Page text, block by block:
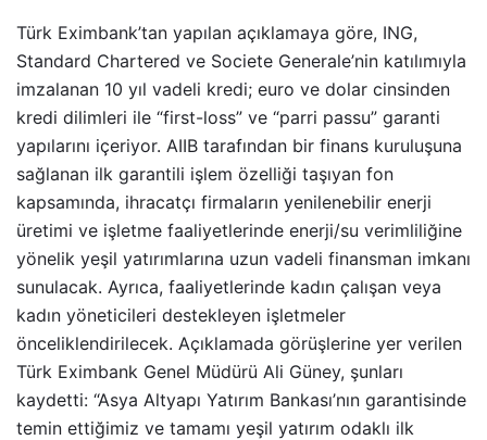
Türk Eximbank’tan yapılan açıklamaya göre, ING,
Standard Chartered ve Societe Generale’nin katılımıyla
imzalanan 10 yıl vadeli kredi; euro ve dolar cinsinden
kredi dilimleri ile “first-loss” ve “parri passu” garanti
yapılarını içeriyor. AIIB tarafından bir finans kuruluşuna
sağlanan ilk garantili işlem özelliği taşıyan fon
kapsamında, ihracatçı firmaların yenilenebilir enerji
üretimi ve işletme faaliyetlerinde enerji/su verimliliğine
yönelik yeşil yatırımlarına uzun vadeli finansman imkanı
sunulacak. Ayrıca, faaliyetlerinde kadın çalışan veya
kadın yöneticileri destekleyen işletmeler
önceliklendirilecek. Açıklamada görüşlerine yer verilen
Türk Eximbank Genel Müdürü Ali Güney, şunları
kaydetti: “Asya Altyapı Yatırım Bankası’nın garantisinde
temin ettiğimiz ve tamamı yeşil yatırım odaklı ilk